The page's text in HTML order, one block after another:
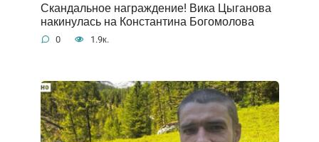
Скандальное награждение! Вика Цыганова
накинулась на Константина Богомолова
0 1.9к.